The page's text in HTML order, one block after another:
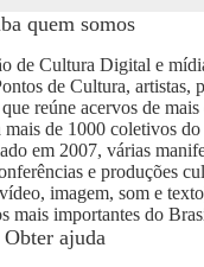
quem somos
de Cultura Digital e
de Cultura, artistas,
reúne acervos de mais
mais de 1000 coletivos
em 2007, várias
e produções
imagem, som e
mais importantes do
Obter ajuda